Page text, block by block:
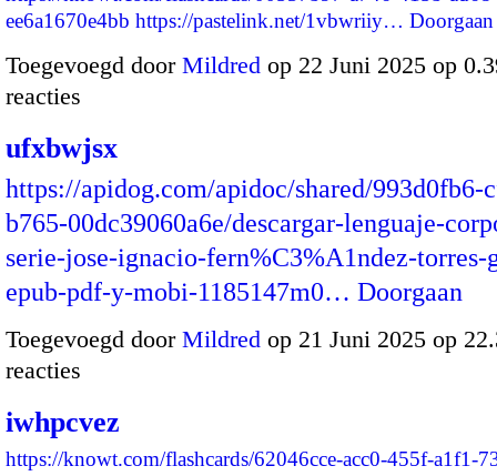
ee6a1670e4bb https://pastelink.net/1vbwriiy… Doorgaan
Toegevoegd door Mildred op 22 Juni 2025 op
reacties
ufxbwjsx
https://apidog.com/apidoc/shared/993d0fb6-
b765-00dc39060a6e/descargar-lenguaje-
serie-jose-ignacio-fern%C3%A1ndez-torres-
epub-pdf-y-mobi-1185147m0… Doorgaan
Toegevoegd door Mildred op 21 Juni 2025 op
reacties
iwhpcvez
https://knowt.com/flashcards/62046cce-acc0-455f-a1f1-